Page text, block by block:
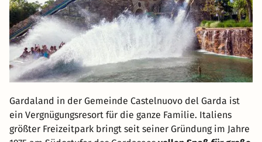
Gardaland in der Gemeinde Castelnuovo del Garda ist
ein Vergnügungsresort für die ganze Familie. Italiens
größter Freizeitpark bringt seit seiner Gründung im Jahre